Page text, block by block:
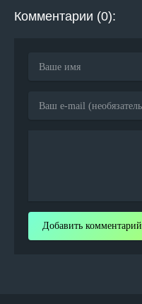
Комментарии (0):
Добавить комментарий